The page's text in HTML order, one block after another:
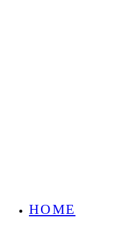
HOME